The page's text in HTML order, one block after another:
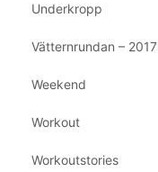
Underkropp
Vätternrundan – 2017
Weekend
Workout
Workoutstories